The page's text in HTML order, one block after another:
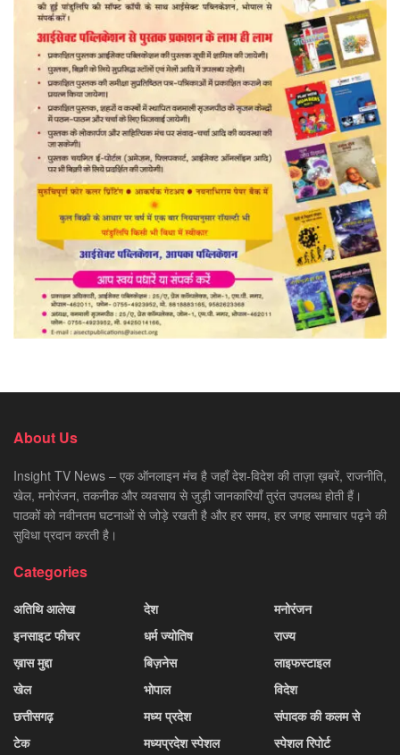
About Us
Insight TV News – एक ऑनलाइन मंच है जहाँ देश-विदेश की ताज़ा ख़बरें, राजनीति,
खेल, मनोरंजन, तकनीक और व्यवसाय से जुड़ी जानकारियाँ तुरंत उपलब्ध होती हैं।
पाठकों को नवीनतम घटनाओं से जोड़े रखती है और हर समय, हर जगह समाचार पढ़ने की
सुविधा प्रदान करती है।
Categories
अतिथि आलेख
इनसाइट फीचर
ख़ास मुद्दा
खेल
छत्तीसगढ़
टेक
देश
धर्म ज्योतिष
बिज़नेस
भोपाल
मध्य प्रदेश
मध्यप्रदेश स्पेशल
मनोरंजन
राज्य
लाइफस्टाइल
विदेश
संपादक की कलम से
स्पेशल रिपोर्ट